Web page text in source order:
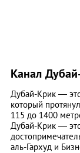
Канал
Дубай-Крик —
который
115 до 1400
Дубай-Крик —
аль-Гархуд и